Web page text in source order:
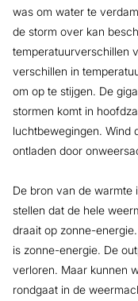
was om water te
de storm over kan
temperatuurverschillen
verschillen in
om op te stijgen. De
stormen komt in
luchtbewegingen. Wind
ontladen door
De bron van de warmte
stellen dat de hele
draait op zonne-
is zonne-energie. De
verloren. Maar kunnen
rondgaat in de